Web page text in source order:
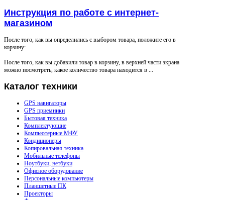
Инструкция по работе с интернет-
магазином
После того, как вы определились с выбором товара, положите его в
корзину:
После того, как вы добавили товар в корзину, в верхней части экрана
можно посмотреть, какое количество товара находится в ...
Каталог техники
GPS навигаторы
GPS приемники
Бытовая техника
Комплектующие
Компьютерные МФУ
Кондиционеры
Копировальная техника
Мобильные телефоны
Ноутбуки, нетбуки
Офисное оборудование
Персональные компьютеры
Планшетные ПК
Проекторы